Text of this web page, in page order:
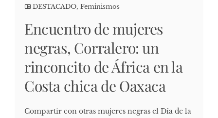
DESTACADO, Feminismos
Encuentro de mujeres
negras, Corralero: un
rinconcito de África en la
Costa chica de Oaxaca
Compartir con otras mujeres negras el Día de la